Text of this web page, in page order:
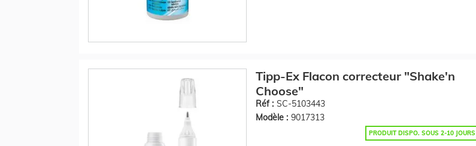
Tipp-Ex Flacon correcteur "Shake'n
Choose"
Réf : SC-5103443
Modèle : 9017313
PRODUIT DISPO. SOUS 2-10 JOURS